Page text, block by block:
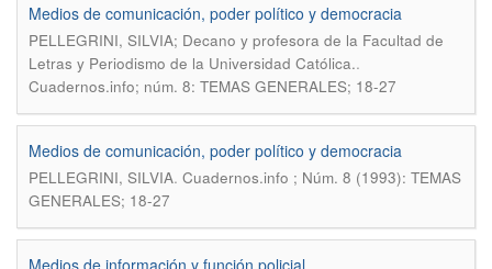
Medios de comunicación, poder político y democracia
PELLEGRINI, SILVIA; Decano y profesora de la Facultad de
Letras y Periodismo de la Universidad Católica..
Cuadernos.info; núm. 8: TEMAS GENERALES; 18-27
Medios de comunicación, poder político y democracia
PELLEGRINI, SILVIA. Cuadernos.info ; Núm. 8 (1993): TEMAS
GENERALES; 18-27
Medios de información y función policial